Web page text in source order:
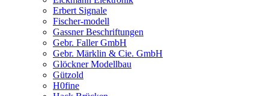
Erbert Signale
Fischer-modell
Gassner Beschriftungen
Gebr. Faller GmbH
Gebr. Märklin & Cie. GmbH
Glöckner Modellbau
Gützold
H0fine